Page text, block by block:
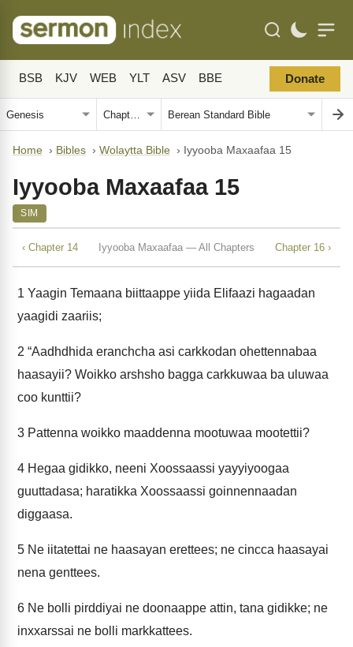
BSB KJV WEB YLT ASV BBE Donate
Home › Bibles › Wolaytta Bible › Iyyooba Maxaafaa 15
Iyyooba Maxaafaa 15
SIM
‹ Chapter 14 Iyyooba Maxaafaa — All Chapters Chapter 16 ›
1 Yaagin Temaana biittaappe yiida Elifaazi hagaadan
yaagidi zaariis;
2 “Aadhdhida eranchcha asi carkkodan ohettennabaa
haasayii? Woikko arshsho bagga carkkuwaa ba uluwaa
coo kunttii?
3 Pattenna woikko maaddenna mootuwaa mootettii?
4 Hegaa gidikko, neeni Xoossaassi yayyiyoogaa
guuttadasa; haratikka Xoossaassi goinnennaadan
diggaasa.
5 Ne iitatettai ne haasayan erettees; ne cincca haasayai
nena genttees.
6 Ne bolli pirddiyai ne doonaappe attin, tana gidikke; ne
inxxarssai ne bolli markkattees.